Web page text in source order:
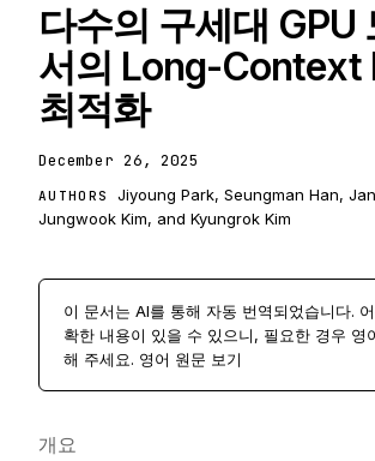
다수의 구세대 GPU
서의 Long-Context
최적화
December 26, 2025
AUTHORS
Jiyoung Park, Seungman Han,
Jungwook Kim, and Kyungrok Kim
이 문서는 AI를 통해 자동 번역되었습니다.
확한 내용이 있을 수 있으니, 필요한 경우 영
해 주세요. 영어 원문 보기
개요